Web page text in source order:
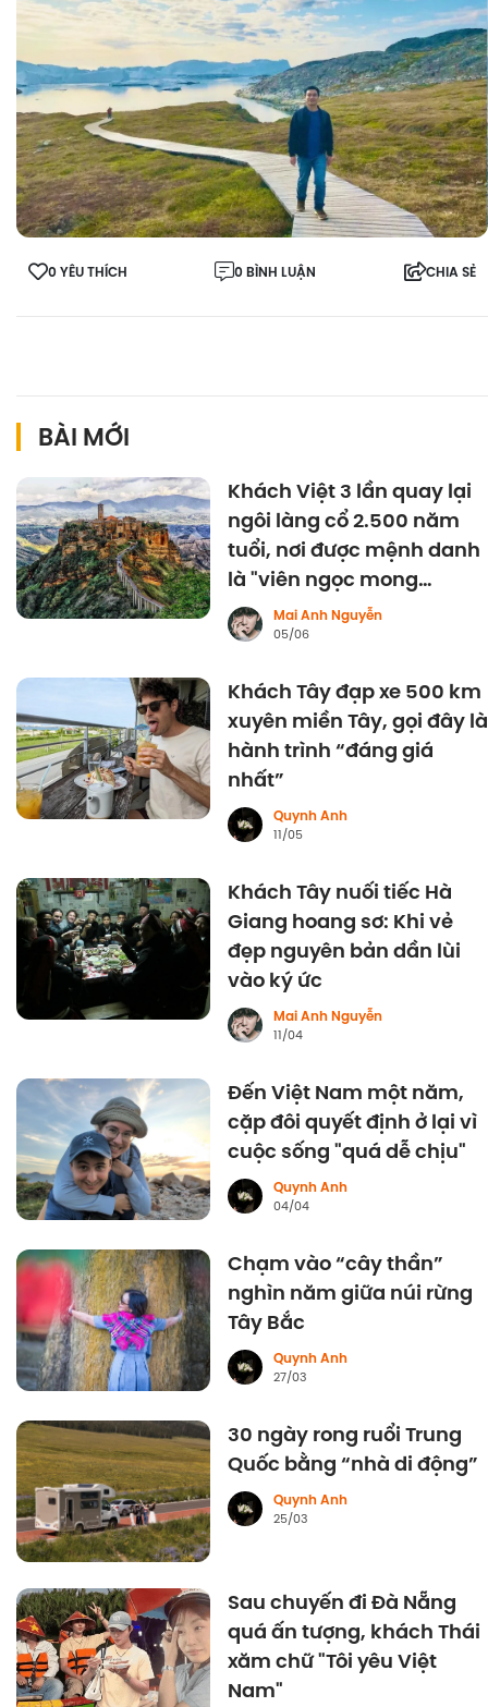
0 YÊU THÍCH 0 BÌNH LUẬN CHIA SẺ
BÀI MỚI
Khách Việt 3 lần quay lại
ngôi làng cổ 2.500 năm
tuổi, nơi được mệnh danh
là "viên ngọc mong
manh" của Italy
Mai Anh Nguyễn
05/06
Khách Tây đạp xe 500 km
xuyên miền Tây, gọi đây là
hành trình “đáng giá
nhất”
Quynh Anh
11/05
Khách Tây nuối tiếc Hà
Giang hoang sơ: Khi vẻ
đẹp nguyên bản dần lùi
vào ký ức
Mai Anh Nguyễn
11/04
Đến Việt Nam một năm,
cặp đôi quyết định ở lại vì
cuộc sống "quá dễ chịu"
Quynh Anh
04/04
Chạm vào “cây thần”
nghìn năm giữa núi rừng
Tây Bắc
Quynh Anh
27/03
30 ngày rong ruổi Trung
Quốc bằng “nhà di động”
Quynh Anh
25/03
Sau chuyến đi Đà Nẵng
quá ấn tượng, khách Thái
xăm chữ "Tôi yêu Việt
Nam"